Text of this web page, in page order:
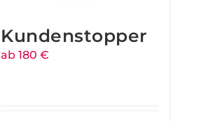
Kundenstopper
ab 180 €